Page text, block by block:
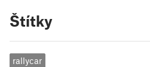
Štítky
rallycar